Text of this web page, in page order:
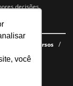
você
decisões.
Cursos